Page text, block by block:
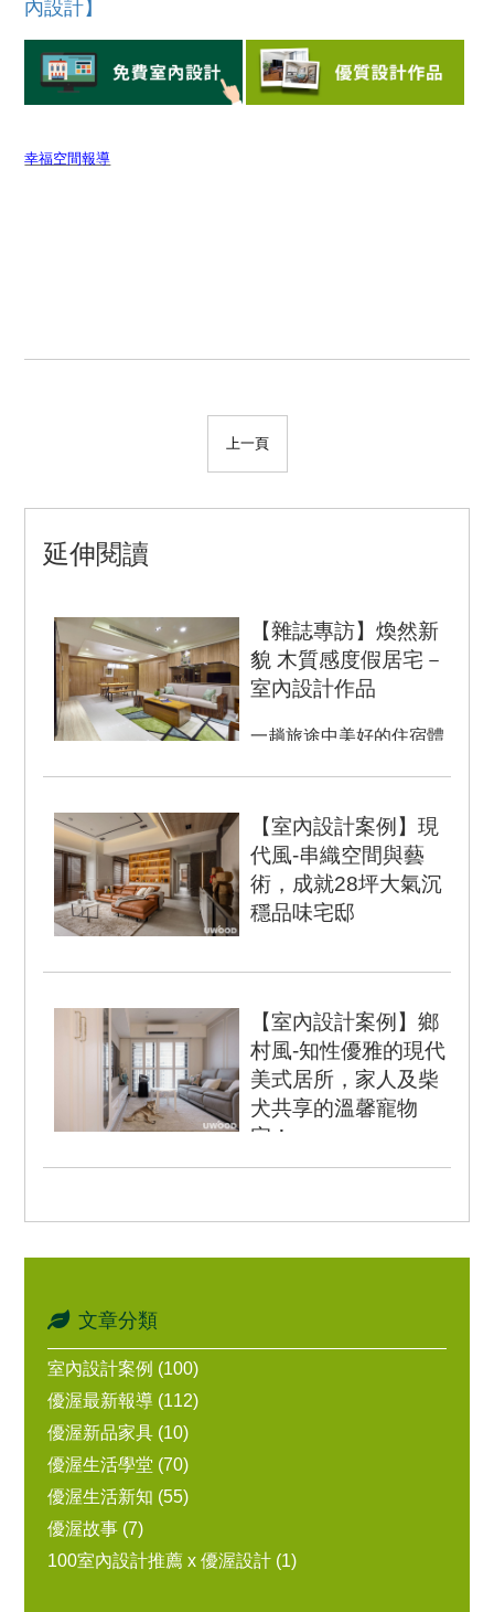
內設計】
幸福空間報導
上一頁
延伸閱讀
【雜誌專訪】煥然新
貌 木質感度假居宅－
室內設計作品
一趟旅途中美好的住宿體
人回味的片段，甚至成為
男主人...
【室內設計案例】現
代風-串織空間與藝
術，成就28坪大氣沉
穩品味宅邸
房 2廳 2衛 房屋...
【室內設計案例】鄉
村風-知性優雅的現代
美式居所，家人及柴
犬共享的溫馨寵物
宅！
文章分類
室內設計案例 (100)
優渥最新報導 (112)
優渥新品家具 (10)
優渥生活學堂 (70)
優渥生活新知 (55)
優渥故事 (7)
100室內設計推薦 x 優渥設計 (1)